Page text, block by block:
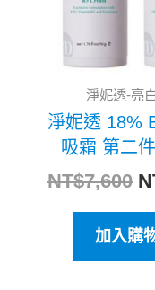
淨妮透-亮
淨妮透 18%
吸霜 第二
NT$7,600
加入購